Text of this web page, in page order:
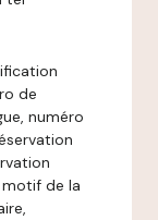
de
numéro
de la